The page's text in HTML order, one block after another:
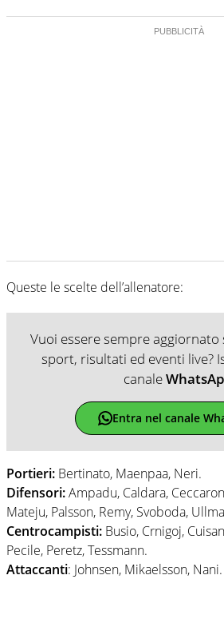
Queste le scelte dell’allenatore:
Vuoi essere sempre aggiornato
sport, risultati ed eventi live?
canale
Entra nel canale
Portieri: Bertinato, Maenpaa, Neri.
Difensori:Ampadu, Caldara,
Mateju, Palsson, Remy, Svoboda,
Centrocampisti: Busio, Crnigoj,
Pecile, Peretz, Tessmann.
Attaccanti: Johnsen, Mikaelsson, Nani.